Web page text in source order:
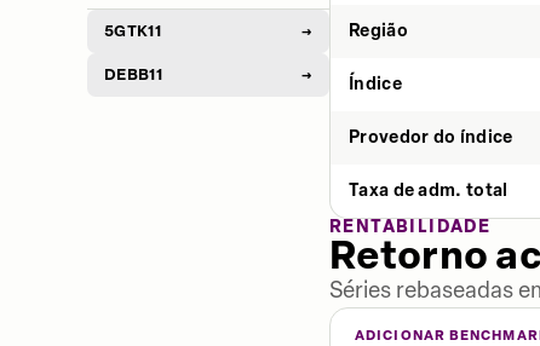
5GTK11 →
DEBB11 →
Região
Índice
Provedor do índice
Taxa de adm. total
RENTABILIDADE
Retorno
Séries rebaseadas
ADICIONAR